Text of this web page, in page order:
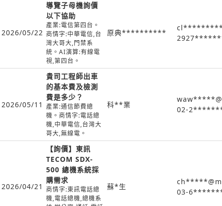
2026/05/22
導覽子母機詢價
以下協助
產業:電信第四台。
商情字:中華電信,台
灣大哥大,門禁系
統。AI演算:有線電
視,第四台。
原典**********
2026/05/11
貴司工程師出車
的基本費及檢測
費是多少？
產業:通信節費總
機。商情字:電話總
機,中華電信,台灣大
哥大,無線電。
科**業
02-
2026/04/21
【詢價】東訊
TECOM SDX-
500 總機系統採
購需求
商情字:東訊電話總
機,電話總機,總機系
蘇*生
03-